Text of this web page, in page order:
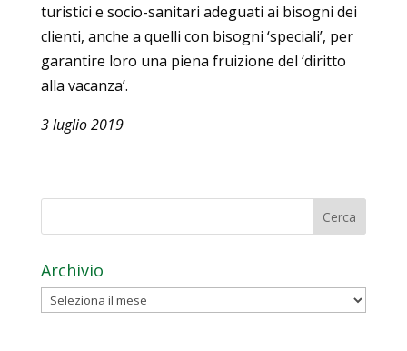
turistici e socio-sanitari adeguati ai bisogni dei
clienti, anche a quelli con bisogni ‘speciali’, per
garantire loro una piena fruizione del ‘diritto
alla vacanza’.
3 luglio 2019
Archivio
Archivio